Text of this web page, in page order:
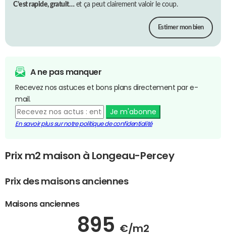
C’est rapide, gratuit…et ça peut clairement valoir le coup.
Estimer mon bien
A ne pas manquer
Recevez nos astuces et bons plans directement par e-
mail.
Je m'abonne
En savoir plus sur notre politique de confidentialité
Prix m2 maison à Longeau-Percey
Prix des maisons anciennes
Maisons anciennes
895 €/m2